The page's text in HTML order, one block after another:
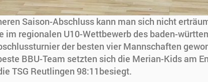
Saison-Abschluss kann man sich nicht
im regionalen U10-Wettbewerb des baden-
der besten vier Mannschaften
BBU-Team setzten sich die Merian-Kids am
TSG Reutlingen 98:11besiegt.